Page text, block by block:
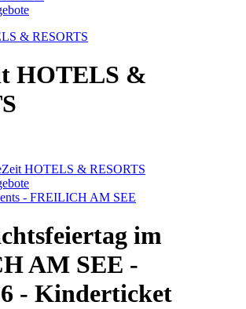
HOTELS &
HOTELS & RESORTS
- FREILICH AM SEE
im
AM SEE -
- Kinderticket